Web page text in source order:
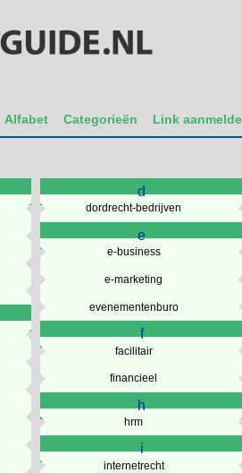
Alfabet Categorieën Link
d
dordrecht-bedrijven
e
e-business
e-marketing
evenementenburo
f
facilitair
financieel
h
hrm
i
internetrecht